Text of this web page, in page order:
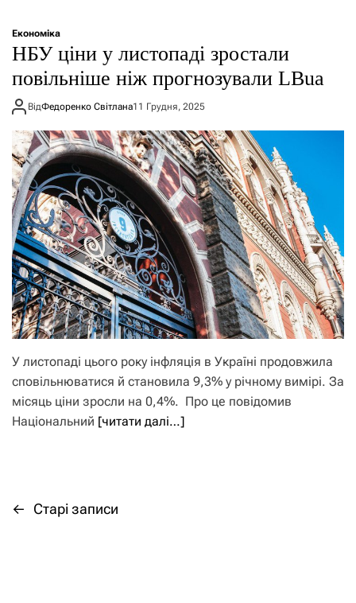
Економіка
НБУ ціни у листопаді зростали
повільніше ніж прогнозували LBua
ВідФедоренко Світлана11 Грудня, 2025
У листопаді цього року інфляція в Україні продовжила
сповільнюватися й становила 9,3% у річному вимірі. За
місяць ціни зросли на 0,4%. Про це повідомив
Національний [читати далі…]
Н
← Старі записи